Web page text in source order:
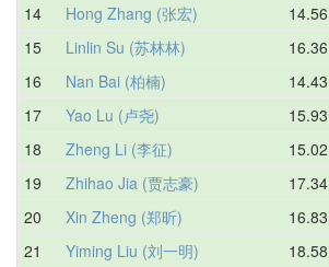
14 Hong Zhang (张宏) 14.56
15 Linlin Su (苏林林) 16.36
16 Nan Bai (柏楠) 14.43
17 Yao Lu (卢尧) 15.93
18 Zheng Li (李征) 15.02
19 Zhihao Jia (贾志豪) 17.34
20 Xin Zheng (郑昕) 16.83
21 Yiming Liu (刘一明) 18.58